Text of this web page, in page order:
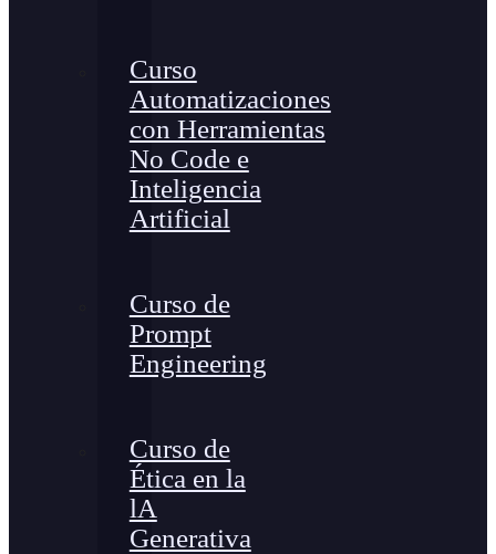
Curso
Automatizaciones
con Herramientas
No Code e
Inteligencia
Artificial
Curso de
Prompt
Engineering
Curso de
Ética en la
lA
Generativa